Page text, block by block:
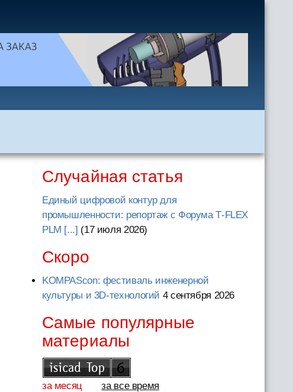
Случайная статья
Единый цифровой контур для
промышленности: репортаж с Форума T‑FLEX
PLM [...] (17 июля 2026)
Скоро
KOMPAScon: фестиваль инженерной
культуры и 3D-технологий 4 сентября 2026
Самые популярные
материалы
за месяц
за все время